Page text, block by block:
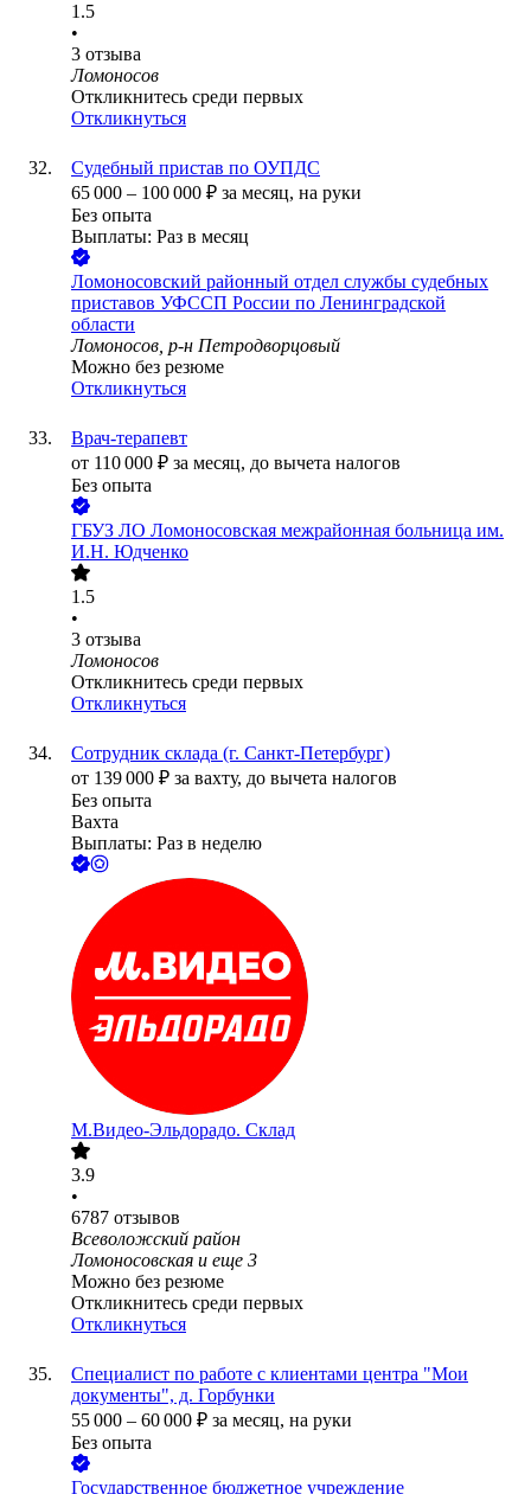
1.5
•
3 отзыва
Ломоносов
Откликнитесь среди первых
Откликнуться
Судебный пристав по ОУПДС
65 000 – 100 000 ₽ за месяц, на руки
Без опыта
Выплаты: Раз в месяц
Ломоносовский районный отдел службы судебных
приставов УФССП России по Ленинградской
области
Ломоносов, р-н Петродворцовый
Можно без резюме
Откликнуться
Врач-терапевт
от 110 000 ₽ за месяц, до вычета налогов
Без опыта
ГБУЗ ЛО Ломоносовская межрайонная больница им.
И.Н. Юдченко
1.5
•
3 отзыва
Ломоносов
Откликнитесь среди первых
Откликнуться
Сотрудник склада (г. Санкт-Петербург)
от 139 000 ₽ за вахту, до вычета налогов
Без опыта
Вахта
Выплаты: Раз в неделю
М.Видео-Эльдорадо. Склад
3.9
•
6787 отзывов
Всеволожский район
Ломоносовская и еще 3
Можно без резюме
Откликнитесь среди первых
Откликнуться
Специалист по работе с клиентами центра "Мои
документы", д. Горбунки
55 000 – 60 000 ₽ за месяц, на руки
Без опыта
Государственное бюджетное учреждение